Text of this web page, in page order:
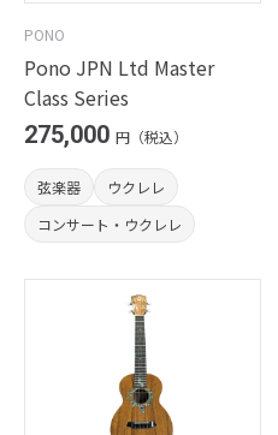
PONO
Pono JPN Ltd Master
Class Series
275,000 円（税込）
弦楽器
ウクレレ
コンサート・ウクレレ